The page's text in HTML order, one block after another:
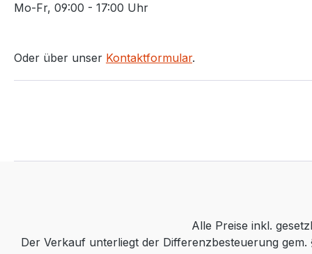
Mo-Fr, 09:00 - 17:00 Uhr
Oder über unser Kontaktformular.
Alle Preise inkl.
Der Verkauf unterliegt der Differenzbesteuerung